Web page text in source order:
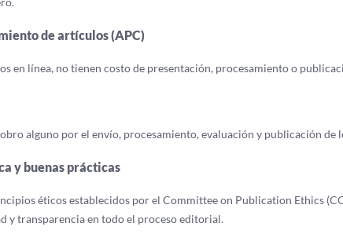
de artículos (APC)
en línea, no tienen costo de presentación, procesamiento o
alguno por el envío, procesamiento, evaluación y publicación
y buenas prácticas
éticos establecidos por el Committee on Publication Ethics
y transparencia en todo el proceso editorial.